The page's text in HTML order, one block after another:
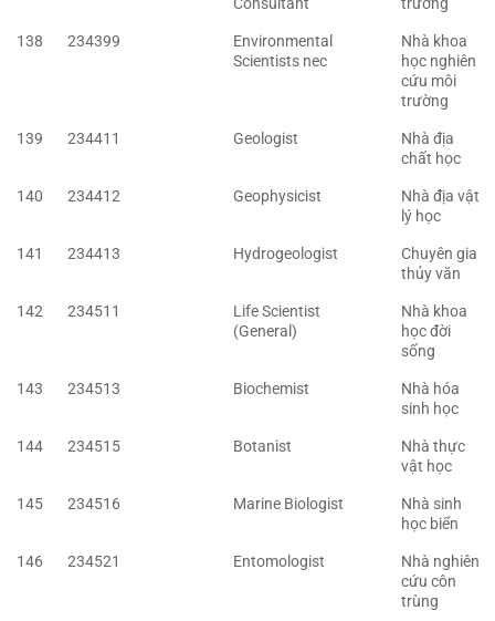
Consultant
trường
138
234399
Environmental
Scientists nec
Nhà khoa
học nghiên
cứu môi
trường
139
234411 Geologist
Nhà địa
chất học
140
234412 Geophysicist
Nhà địa vật
lý học
141
234413 Hydrogeologist
Chuyên gia
thủy văn
142
234511
Life Scientist
(General)
Nhà khoa
học đời
sống
143
234513 Biochemist
Nhà hóa
sinh học
144
234515 Botanist
Nhà thực
vật học
145
234516 Marine Biologist
Nhà sinh
học biển
146
234521 Entomologist
Nhà nghiên
cứu côn
trùng